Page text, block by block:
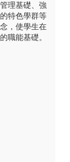
理基礎、強
特色學群等
，使學生在
職能基礎。